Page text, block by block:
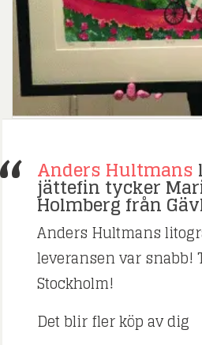
Anders Hultmans
jättefin tycker
Holmberg från
Anders Hultmans
leveransen var snabb!
Stockholm!
Det blir fler köp av dig